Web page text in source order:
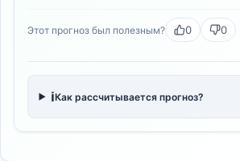
Этот прогноз был полезным? 0 0
ℹ️Как рассчитывается прогноз?